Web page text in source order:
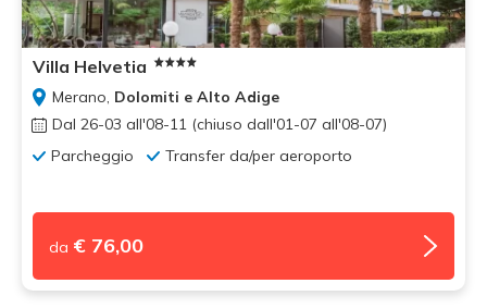
Villa Helvetia
Merano, Dolomiti e Alto Adige
Dal 26-03 all'08-11 (chiuso dall'01-07 all'08-07)
Parcheggio
Transfer da/per aeroporto
da € 76,00